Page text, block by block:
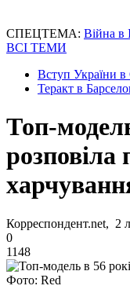
СПЕЦТЕМА: Війна в
ВСІ ТЕМИ
Вступ України
Теракт в
Топ-
Корреспондент.net, 2
0
1148
Фото: Red